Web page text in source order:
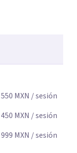
550 MXN / sesión
450 MXN / sesión
999 MXN / sesión